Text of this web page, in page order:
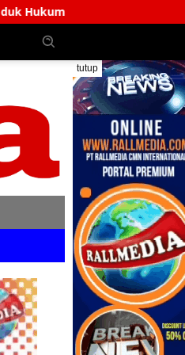
AKD Pembahas Ranperda
tutup